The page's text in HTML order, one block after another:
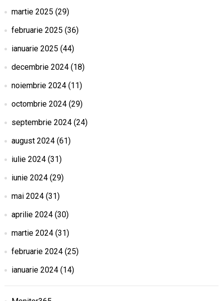
martie 2025 (29)
februarie 2025 (36)
ianuarie 2025 (44)
decembrie 2024(18)
noiembrie 2024(11)
octombrie 2024(29)
septembrie 2024(24)
august 2024(61)
iulie 2024(31)
iunie 2024(29)
mai 2024(31)
aprilie 2024(30)
martie 2024(31)
februarie 2024(25)
ianuarie 2024(14)